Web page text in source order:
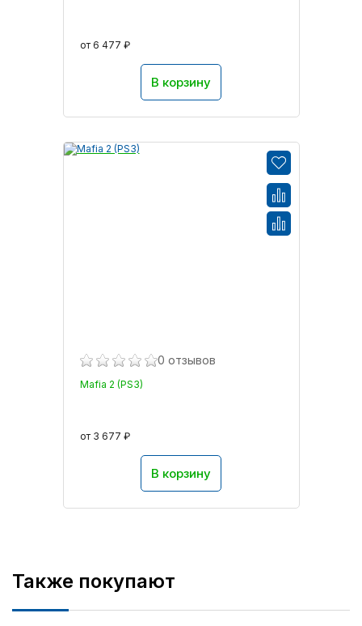
от 6 477 ₽
В корзину
0 отзывов
Mafia 2 (PS3)
от 3 677 ₽
В корзину
Также покупают